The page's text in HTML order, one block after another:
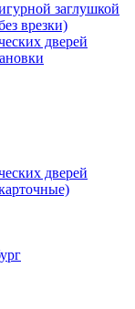
заглушкой
врезки)
дверей
дверей